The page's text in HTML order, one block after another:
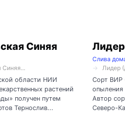
Синяя
Синяя...
области НИИ
растений
получен путем
Тернослив...
Слива
Лидер
Сорт ВИР
опыления
Автор
Северо-